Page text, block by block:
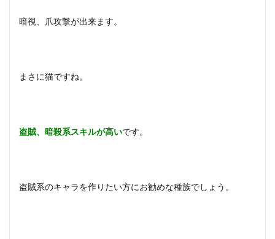
暗視、爪攻撃が出来ます。
まさに猫ですね。
盗賊、暗殺系スキルが高いです。
盗賊系のキャラを作りたい方にお勧めな種族でしょう。